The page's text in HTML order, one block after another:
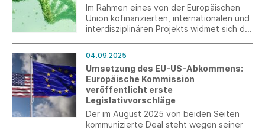
Im Rahmen eines von der Europäischen
Union kofinanzierten, internationalen und
interdisziplinären Projekts widmet sich die
Bekleidungsbranche auf europäischer
Ebene. Das TexUnite-Projekt zielt darauf
ab, wesentliche Schlüsselkompetenzen
zu fördern, um die Nachhaltigkeitsziele zu
erreichen.
04.09.2025
Umsetzung des EU-US-Abkommens:
Europäische Kommission
veröffentlicht erste
Legislativvorschläge
Der im August 2025 von beiden Seiten
kommunizierte Deal steht wegen seiner